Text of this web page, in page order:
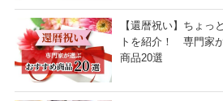
【還暦祝い】ちょっ
トを紹介！ 専門家
商品20選